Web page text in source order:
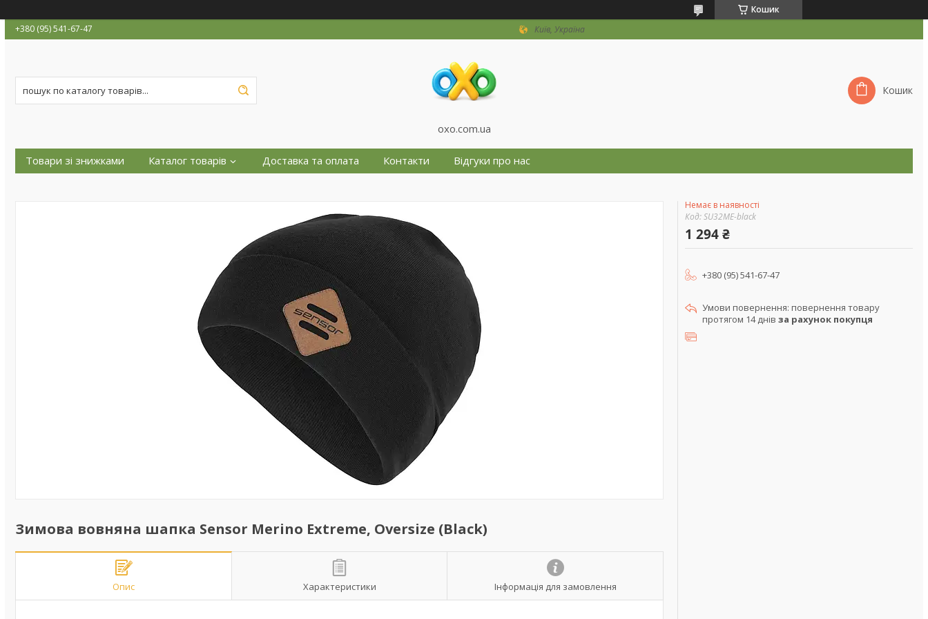
Кошик
+380 (95) 541-67-47
Київ, Україна
oxo.com.ua
Кошик
Товари зі знижками Каталог товарів Доставка та оплата Контакти Відгуки про нас
Зимова вовняна шапка Sensor Merino Extreme, Oversize (Black)
Опис Характеристики Інформація для замовлення
Немає в наявності
Код:SU32ME-black
1 294 ₴
+380 (95) 541-67-47
повернення товару
протягом 14 днів за рахунок покупця